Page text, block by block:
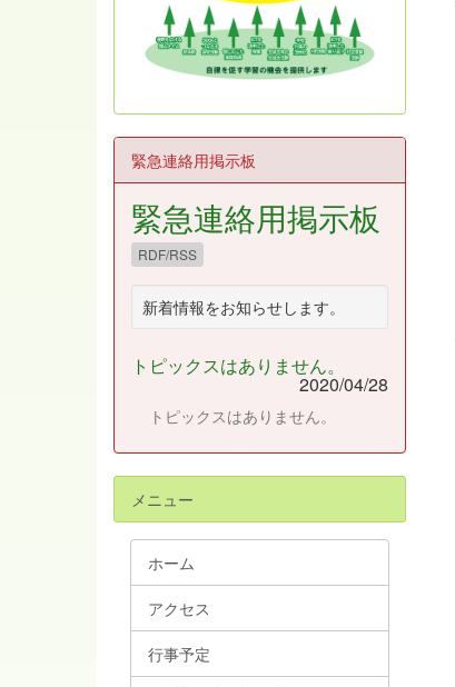
緊急連絡用掲示板
緊急連絡用掲示板
RDF/RSS
新着情報をお知らせします。
トピックスはありません。
2020/04/28
トピックスはありません。
メニュー
ホーム
アクセス
行事予定